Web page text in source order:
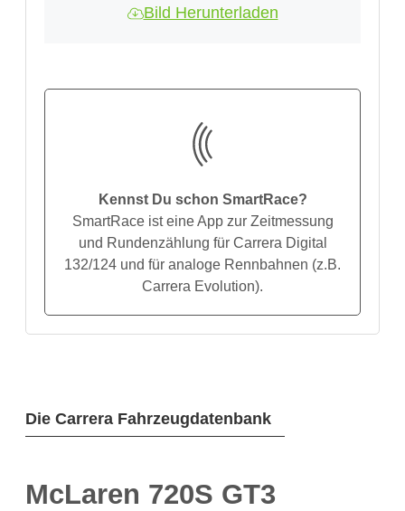
Die Carrera Fahrzeugdatenbank
McLaren 720S GT3
Bild Herunterladen
Kennst Du schon SmartRace?
SmartRace ist eine App zur Zeitmessung
und Rundenzählung für Carrera Digital
132/124 und für analoge Rennbahnen (z.B.
Carrera Evolution).